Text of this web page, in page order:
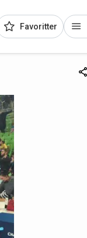
Favoritter